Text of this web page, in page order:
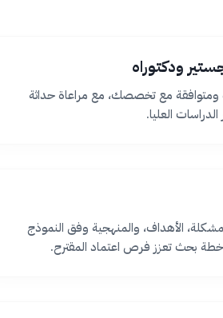
ودكتوراه
ومتوافقة مع تخصصك، مع مراعاة حداثة
العليا.
الأهداف، والمنهجية وفق النموذج
بحث تعزز فرص اعتماد المقترح.